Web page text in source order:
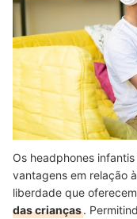
Os headphones
vantagens em relação
liberdade que
das crianças.